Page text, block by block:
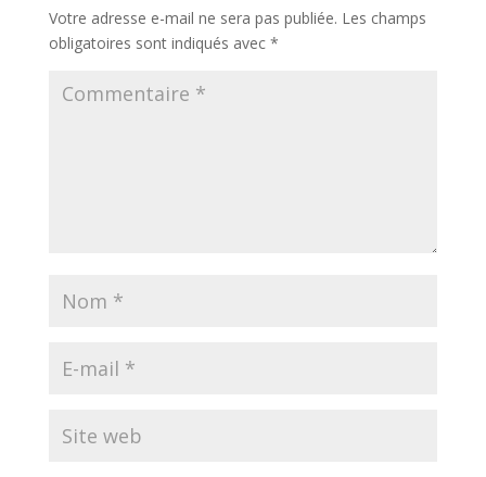
Votre adresse e-mail ne sera pas publiée. Les champs
obligatoires sont indiqués avec *